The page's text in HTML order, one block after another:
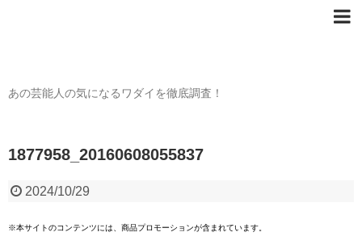
あの芸能人の気になるワダイを徹底調査！
1877958_20160608055837
2024/10/29
※本サイトのコンテンツには、商品プロモーションが含まれています。